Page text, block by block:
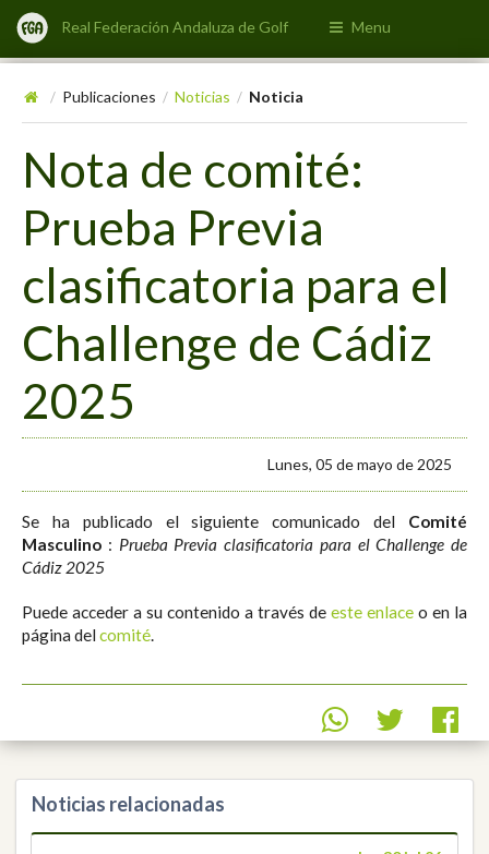
Real Federación Andaluza de Golf Menu
/ Publicaciones / Noticias / Noticia
Nota de comité:
Prueba Previa
clasificatoria para el
Challenge de Cádiz
2025
Lunes, 05 de mayo de 2025
Se ha publicado el siguiente comunicado del Comité
Masculino : Prueba Previa clasificatoria para el Challenge de
Cádiz 2025
Puede acceder a su contenido a través de este enlace o en la
página delcomité
Noticias relacionadas